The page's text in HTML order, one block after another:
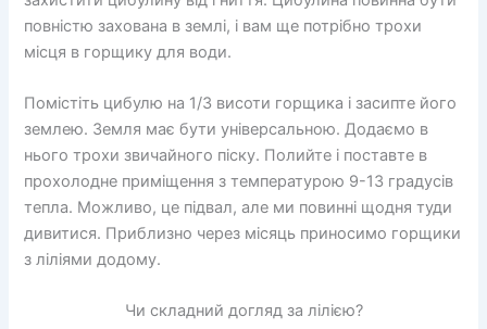
повністю захована в землі, і вам ще потрібно трохи
місця в горщику для води.
Помістіть цибулю на 1/3 висоти горщика і засипте його
землею. Земля має бути універсальною. Додаємо в
нього трохи звичайного піску. Полийте і поставте в
прохолодне приміщення з температурою 9-13 градусів
тепла. Можливо, це підвал, але ми повинні щодня туди
дивитися. Приблизно через місяць приносимо горщики
з ліліями додому.
Чи складний догляд за лілією?